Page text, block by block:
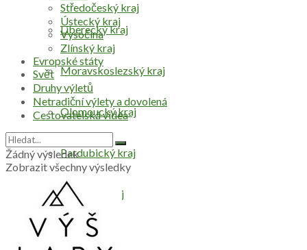
Liberecký kraj
Moravskoslezský kraj
Olomoucký kraj
Pardubický kraj
Plzeňský kraj
Praha
Středočeský kraj
Ústecký kraj
Vysočina
Zlínský kraj
Evropské státy
Svět
Druhy výletů
Netradiční výlety a dovolená
Cestovatelská videa
Žádný výsledek
Zobrazit všechny výsledky